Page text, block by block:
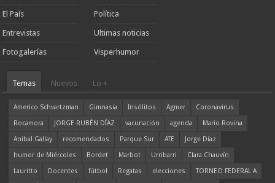
El País
Entrevistas
Fotogalerías
Política
Ultimas noticias
Visperhumor
Temas Nuevos Lo +
Americo Schvartzman Gimnasia Insólitos Agmer
Coronavirus
Rocamora
JORGE RUBÉN DÍAZ vacunación agenda
Mario Rovina
Aníbal Gallay
recomendados Parque Sur ATE
Jorge Díaz
humor de Miércoles
Bordet Marbot Urribarri
Clara Chauvín
Lauritto
Docentes fútbol Regatas elecciones
TORNEO FEDERAL A